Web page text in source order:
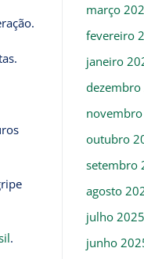
.
março
fevereiro
janeiro
dezembro
outubro
setembro
agosto
julho 2025
junho